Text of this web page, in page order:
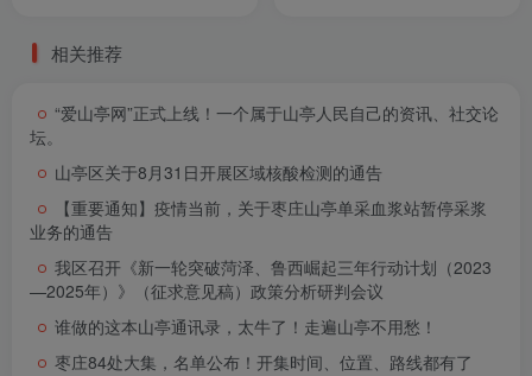
相关推荐
“爱山亭网”正式上线！一个属于山亭人民自己的资讯、社交论
坛。
山亭区关于8月31日开展区域核酸检测的通告
【重要通知】疫情当前，关于枣庄山亭单采血浆站暂停采浆
业务的通告
我区召开《新一轮突破菏泽、鲁西崛起三年行动计划（2023
—2025年）》（征求意见稿）政策分析研判会议
谁做的这本山亭通讯录，太牛了！走遍山亭不用愁！
枣庄84处大集，名单公布！开集时间、位置、路线都有了